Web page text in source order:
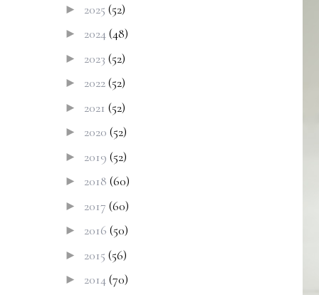
► 2025 (52)
► 2024(48)
► 2023 (52)
► 2022(52)
► 2021 (52)
► 2020 (52)
► 2019 (52)
► 2018 (60)
► 2017 (60)
► 2016 (50)
► 2015 (56)
► 2014(70)